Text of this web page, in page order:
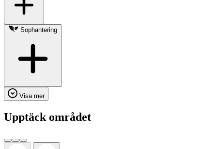
Sophantering
Visa mer
Upptäck området